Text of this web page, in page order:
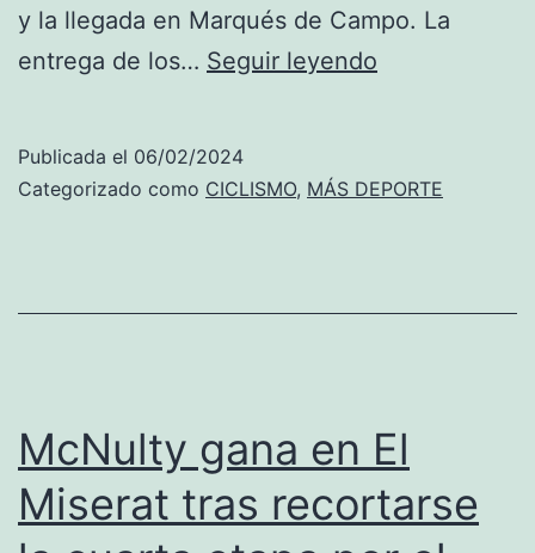
y la llegada en Marqués de Campo. La
entrega de los… Seguir leyendo
de
para
Élite,
Sub
Publicada el 06/02/2024
Categorizado como CICLISMO, MÁS DEPORTE
McNulty gana en El
Miserat tras recortarse